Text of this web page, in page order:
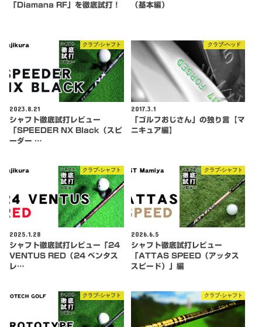
「Diamana RF」を徹底試打！
（基本編）
クラブ-シャフト
2023.8.21
シャフト徹底試打レビュー
「SPEEDER NX Black（スピ
ーダー …
クラブ-ヘッド
2017.3.1
「ゴルフおじさん」の独り言【マ
ニキュア編】
クラブ-シャフト
2025.1.28
シャフト徹底試打レビュー「24
VENTUS RED（24 ベンタス
レ…
クラブ-シャフト
2026.6.5
シャフト徹底試打レビュー
「ATTAS SPEED（アッタス
スピード）」編
クラブ-シャフト クラブ-シャフト